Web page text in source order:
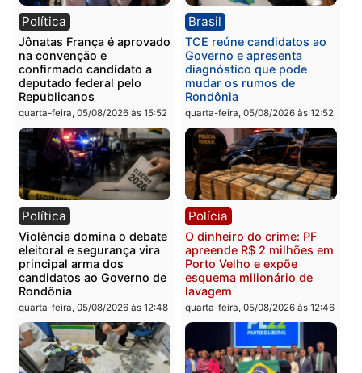
Você também vai querer ler...
Política
Jônatas França é aprovado
na convenção e
confirmado candidato a
deputado federal pelo
Republicanos
quarta-feira, 05/08/2026 às 15:52
Brasil
TCE reúne candidatos ao
Governo e apresenta
diagnóstico que pode
mudar os rumos de
Rondônia
quarta-feira, 05/08/2026 às